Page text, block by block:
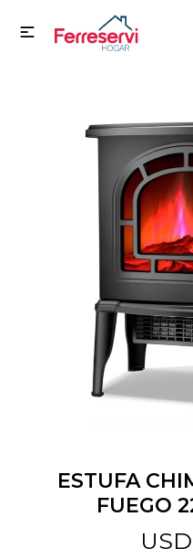

ESTUFA
FUEGO
USD
Herramientas y
Electrodomésticos
Deportes
Jardín y Aire Libre